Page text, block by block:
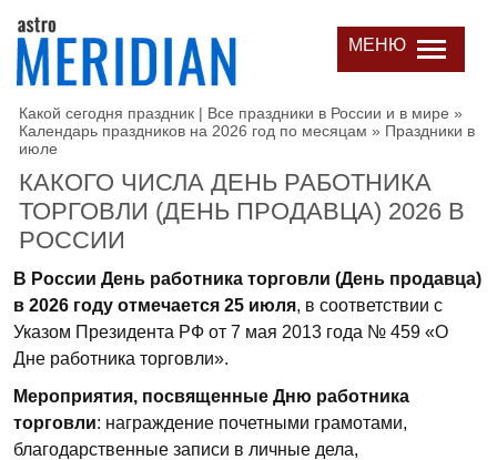
МЕНЮ
Какой сегодня праздник | Все праздники в России и в мире »
Календарь праздников на 2026 год по месяцам » Праздники в
июле
КАКОГО ЧИСЛА ДЕНЬ РАБОТНИКА
ТОРГОВЛИ (ДЕНЬ ПРОДАВЦА) 2026 В
РОССИИ
В России День работника торговли (День продавца)
в 2026 году отмечается 25 июля, в соответствии с
Указом Президента РФ от 7 мая 2013 года № 459 «О
Дне работника торговли».
Мероприятия, посвященные Дню работника
торговли: награждение почетными грамотами,
благодарственные записи в личные дела,